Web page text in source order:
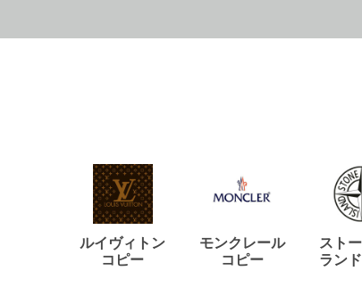
ルイヴィトン
コピー
モンクレール
コピー
スト
ラン